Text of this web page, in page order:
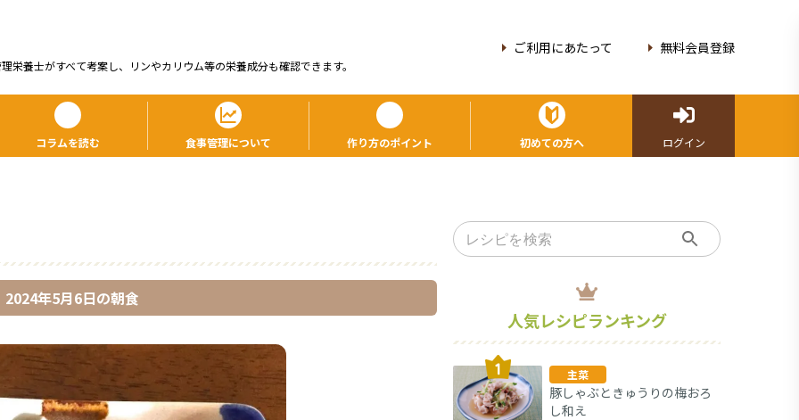
栄養⼠がすべて考案し、リンやカリウム等の栄養成分も確認できます。
ご利用にあたって 無料会員登録
コラムを読む 食事管理について 作り方のポイント 初めての方へ ログイン
2024年5月6日の朝食
人気レシピランキング
主菜
豚しゃぶときゅうりの梅おろ
し和え